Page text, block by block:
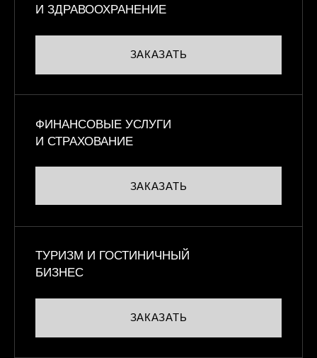
И ЗДРАВООХРАНЕНИЕ
ЗАКАЗАТЬ
ФИНАНСОВЫЕ УСЛУГИ
И СТРАХОВАНИЕ
ЗАКАЗАТЬ
ТУРИЗМ И ГОСТИНИЧНЫЙ
БИЗНЕС
ЗАКАЗАТЬ